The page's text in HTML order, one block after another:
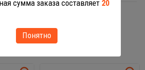
ТОВАРЫ
сумма заказа составляет 20
Понятно